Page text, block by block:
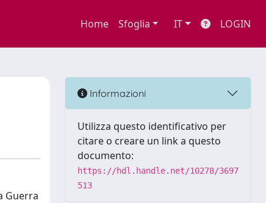
Home Sfoglia IT LOGIN
Guerra
Informazioni
Utilizza questo identificativo per
citare o creare un link a questo
documento:
https://hdl.handle.net/10278/3697
513